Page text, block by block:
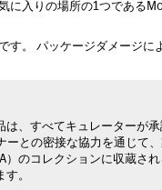
に入りの場所の1つである
す。 パッケージダメージに
は、すべてキュレーターが
ーとの密接な協力を通じて
）のコレクションに収蔵さ
。